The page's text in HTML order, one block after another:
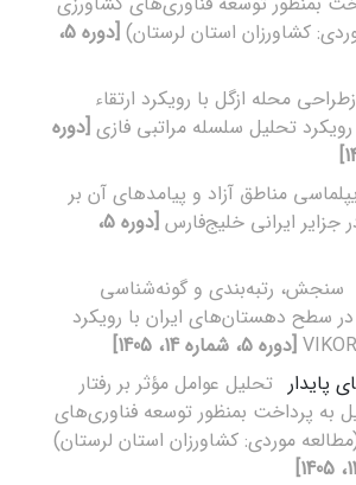
کشاورزان استان لرستان)
[دوره 5،
محله ازگل با رویکرد ارتقاء
تحلیل سلسله مراتبی فازی [دوره
مناطق آزاد و پیامدهای آن بر
جزایر ایرانی خلیج‌فارس
[دوره 5،
سنجش، رتبه‌بندی و گونه‌شناسی
سطح دهستان‌های ایران با رویکرد
[دوره 5، شماره 14، 1405]
پایدار تحلیل عوامل مؤثر بر رفتار
به پرداخت بمنظور توسعه فناوری‌های
موردی: کشاورزان استان لرستان)